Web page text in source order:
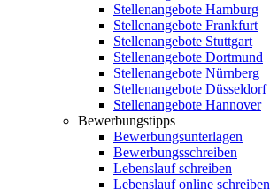
Stellenangebote Hamburg
Stellenangebote Frankfurt
Stellenangebote Stuttgart
Stellenangebote Dortmund
Stellenangebote Nürnberg
Stellenangebote Düsseldorf
Stellenangebote Hannover
Bewerbungstipps
Bewerbungsunterlagen
Bewerbungsschreiben
Lebenslauf schreiben
Lebenslauf online schreiben